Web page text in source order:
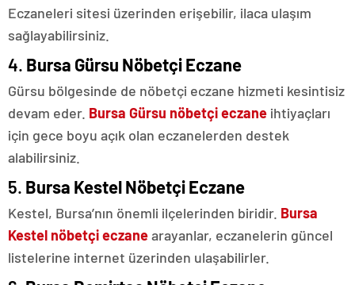
Eczaneleri sitesi üzerinden erişebilir, ilaca ulaşım
sağlayabilirsiniz.
4. Bursa Gürsu Nöbetçi Eczane
Gürsu bölgesinde de nöbetçi eczane hizmeti kesintisiz
devam eder. Bursa Gürsu nöbetçi eczane ihtiyaçları
için gece boyu açık olan eczanelerden destek
alabilirsiniz.
5. Bursa Kestel Nöbetçi Eczane
Kestel, Bursa’nın önemli ilçelerinden biridir. Bursa
Kestel nöbetçi eczanearayanlar, eczanelerin güncel
listelerine internet üzerinden ulaşabilirler.